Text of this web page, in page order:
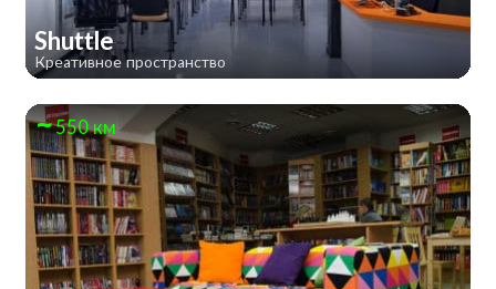
Shuttle
Креативное пространство
550 км